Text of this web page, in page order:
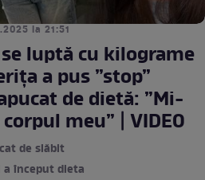
la 21:51
luptă cu kilograme
a pus ”stop”
de dietă: ”Mi-
meu” | VIDEO
de slăbit
a început dieta